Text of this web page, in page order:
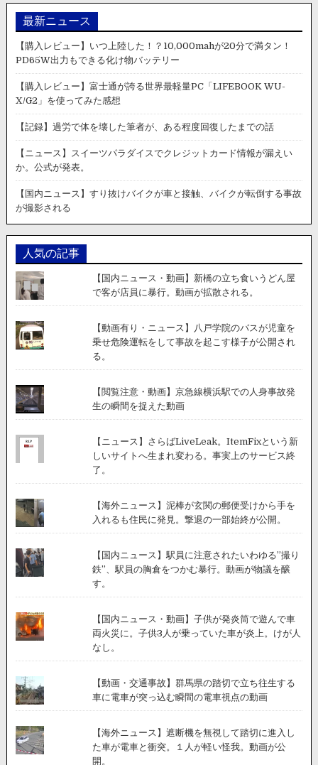
最新ニュース
【購入レビュー】いつ上陸した！？10,000mahが20分で満タン！
PD65W出力もできる化け物バッテリー
【購入レビュー】富士通が誇る世界最軽量PC「LIFEBOOK WU-
X/G2」を使ってみた感想
【記録】過労で体を壊した筆者が、ある程度回復したまでの話
【ニュース】スイーツパラダイスでクレジットカード情報が漏えい
か。公式が発表。
【国内ニュース】すり抜けバイクが車と接触、バイクが転倒する事故
が撮影される
人気の記事
【国内ニュース・動画】新橋の立ち食いうどん屋
で客が店員に暴行。動画が拡散される。
【動画有り・ニュース】八戸学院のバスが児童を
乗せ危険運転をして事故を起こす様子が公開され
る。
【閲覧注意・動画】京急線横浜駅での人身事故発
生の瞬間を捉えた動画
【ニュース】さらばLiveLeak。ItemFixという新
しいサイトへ生まれ変わる。事実上のサービス終
了。
【海外ニュース】泥棒が玄関の郵便受けから手を
入れるも住民に発見。撃退の一部始終が公開。
【国内ニュース】駅員に注意されたいわゆる”撮り
鉄”、駅員の胸倉をつかむ暴行。動画が物議を醸
す。
【国内ニュース・動画】子供が発炎筒で遊んで車
両火災に。子供3人が乗っていた車が炎上。けが人
なし。
【動画・交通事故】群馬県の踏切で立ち往生する
車に電車が突っ込む瞬間の電車視点の動画
【海外ニュース】遮断機を無視して踏切に進入し
た車が電車と衝突。１人が軽い怪我。動画が公
開。